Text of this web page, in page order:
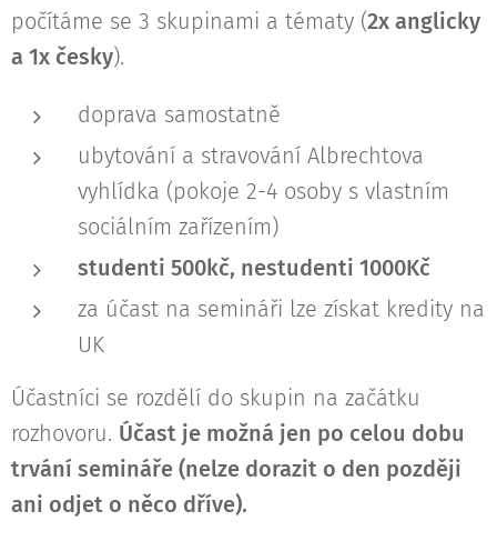
počítáme se 3 skupinami a tématy (2x anglicky
a 1x česky).
doprava samostatně
ubytování a stravování Albrechtova
vyhlídka (pokoje 2-4 osoby s vlastním
sociálním zařízením)
studenti 500kč, nestudenti 1000Kč
za účast na semináři lze získat kredity na
UK
Účastníci se rozdělí do skupin na začátku
rozhovoru. Účast je možná jen po celou dobu
trvání semináře (nelze dorazit o den později
ani odjet o něco dříve).